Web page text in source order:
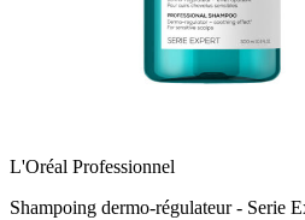
L'Oréal Professionnel
Shampoing dermo-régulateur - Serie